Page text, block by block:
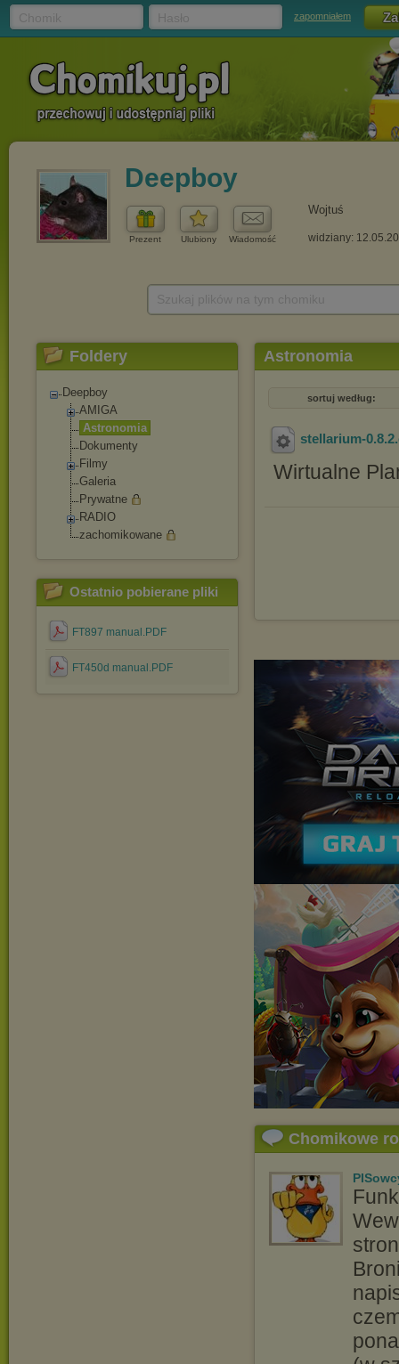
zapomniałem
Deepboy
Prezent Ulubiony Wiadomość
Wojtuś
widziany:
Foldery
Deepboy
AMIGA
Astronomia
Dokumenty
Filmy
Galeria
Prywatne
RADIO
zachomikowane
Ostatnio pobierane pliki
FT897 manual.PDF
FT450d manual.PDF
Astronomia
sortuj według:
stellarium-0.8.2
Wirtualne
Chomikowe